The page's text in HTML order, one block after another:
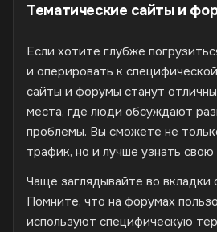
Тематические сайты и
Если хотите глубже
и оперировать к
сайты и форумы станут
места, где люди обсуждают
проблемы. Вы сможете не
трафик, но и лучше узнать
Чаще заглядывайте во вкладки
Помните, что на форумах
используют специфическую